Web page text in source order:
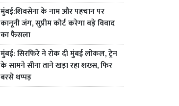
मुंबई:शिवसेना के नाम और पहचान पर
कानूनी जंग, सुप्रीम कोर्ट करेगा बड़े विवाद
का फैसला
मुंबई: सिरफिरे ने रोक दी मुंबई लोकल, ट्रेन
के सामने सीना ताने खड़ा रहा शख्स, फिर
बरसे थप्पड़